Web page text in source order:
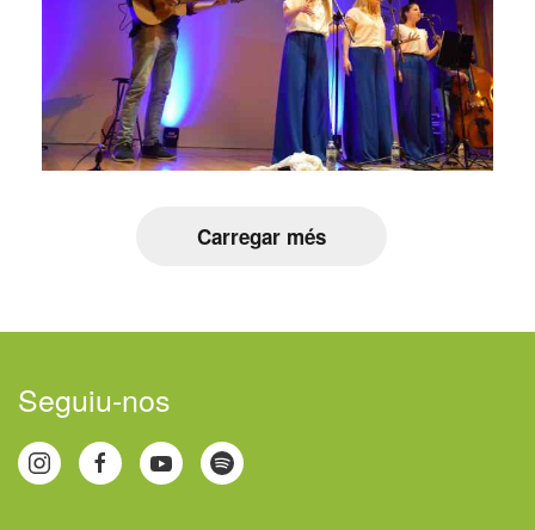
Carregar més
Seguiu-nos